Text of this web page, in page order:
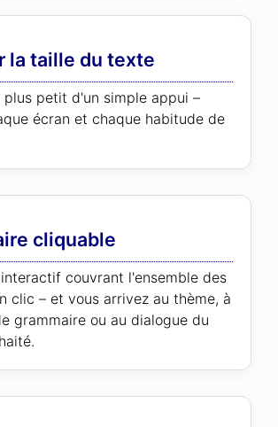
la taille du texte
plus petit d'un simple appui –
écran et chaque habitude de
cliquable
couvrant l'ensemble des
clic – et vous arrivez au thème, à
grammaire ou au dialogue du